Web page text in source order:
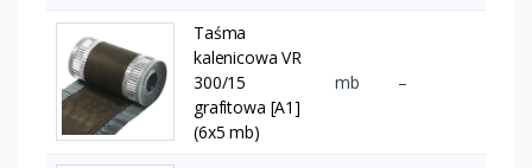
Taśma
kalenicowa VR
300/15
grafitowa [A1]
(6x5 mb)
mb –